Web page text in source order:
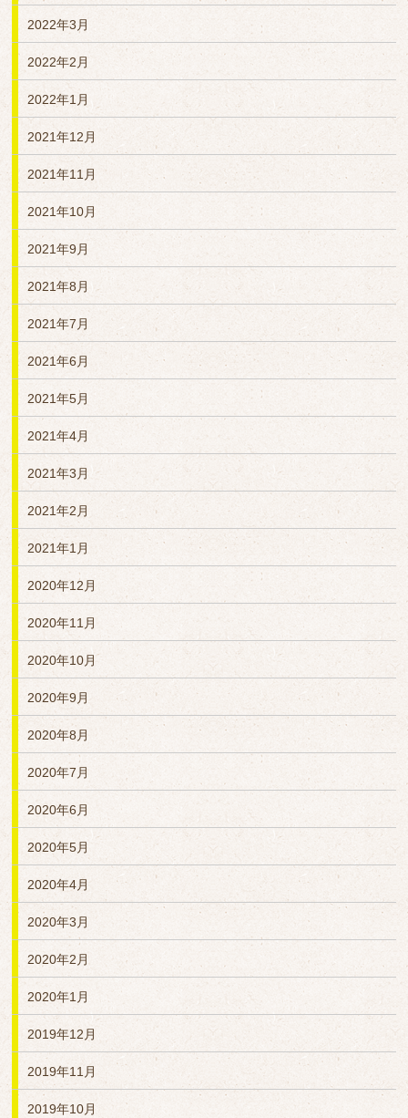
2022年3月
2022年2月
2022年1月
2021年12月
2021年11月
2021年10月
2021年9月
2021年8月
2021年7月
2021年6月
2021年5月
2021年4月
2021年3月
2021年2月
2021年1月
2020年12月
2020年11月
2020年10月
2020年9月
2020年8月
2020年7月
2020年6月
2020年5月
2020年4月
2020年3月
2020年2月
2020年1月
2019年12月
2019年11月
2019年10月